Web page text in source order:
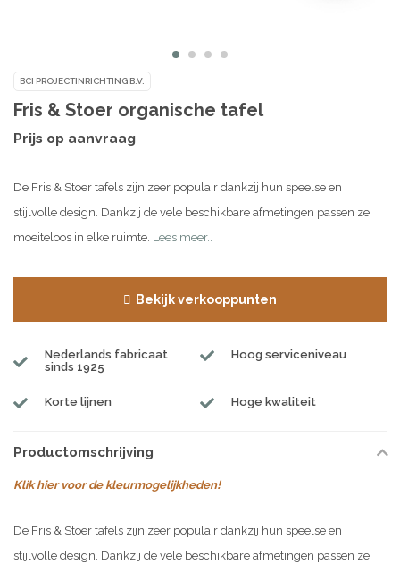
BCI PROJECTINRICHTING B.V.
Fris & Stoer organische tafel
Prijs op aanvraag
De Fris & Stoer tafels zijn zeer populair dankzij hun speelse en
stijlvolle design. Dankzij de vele beschikbare afmetingen passen ze
moeiteloos in elke ruimte. Lees meer..
Bekijk verkooppunten
Nederlands fabricaat
sinds 1925
Hoog serviceniveau
Korte lijnen Hoge kwaliteit
Productomschrijving
Klik hier voor de kleurmogelijkheden!
De Fris & Stoer tafels zijn zeer populair dankzij hun speelse en
stijlvolle design. Dankzij de vele beschikbare afmetingen passen ze